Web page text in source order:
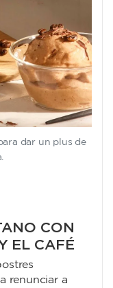
dar un plus de
CON
EL CAFÉ
renunciar a